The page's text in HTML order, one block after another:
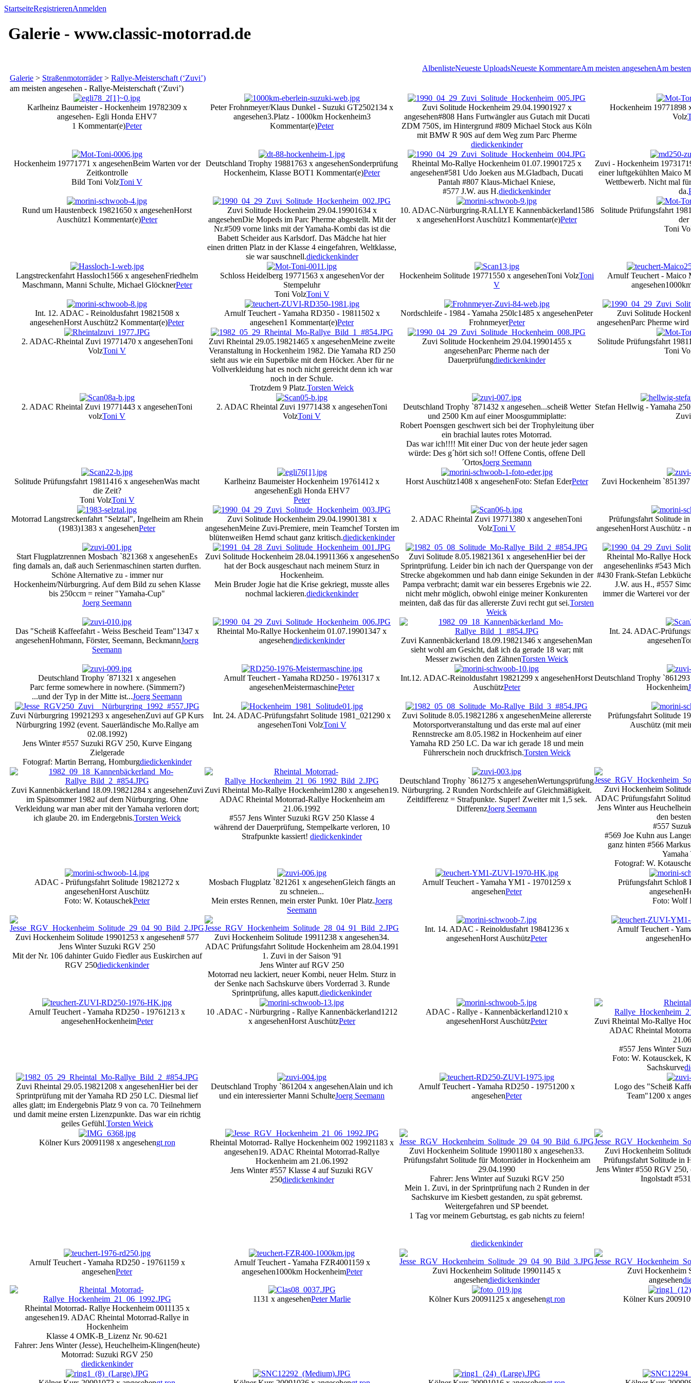
StartseiteRegistrierenAnmelden
Galerie - www.classic-motorrad.de
AlbenlisteNeueste UploadsNeueste KommentareAm meisten angesehenAm
Galerie > Straßenmotorräder> Rallye-Meisterschaft (‘Zuvi’)
am meisten angesehen - Rallye-Meisterschaft (‘Zuvi’)
Karlheinz Baumeister - Hockenheim 19782309 x
angesehen- Egli Honda EHV7
1 Kommentar(e)Peter
Peter Frohnmeyer/Klaus Dunkel - Suzuki GT2502134 x
angesehen3.Platz - 1000km Hockenheim3
Kommentar(e)Peter
Zuvi Solitude Hockenheim 29.04.19901927 x
angesehen#808 Hans Furtwängler aus Gutach mit Ducati
ZDM 750S, im Hintergrund #809 Michael Stock aus Köln
mit BMW R 90S auf dem Weg zum Parc Pherme
diedickenkinder
Hockenheim 19771898
Volz
Hockenheim 19771771 x angesehenBeim Warten vor der
Zeitkontrolle
Bild Toni VolzToni V
Deutschland Trophy 19881763 x angesehenSonderprüfung
Hockenheim, Klasse BOT1 Kommentar(e)Peter
Rheintal Mo-Rallye Hockenheim 01.07.19901725 x
angesehen#581 Udo Joeken aus M.Gladbach, Ducati
Pantah #807 Klaus-Michael Kniese,
#577 J.W. aus H.diedickenkinder
Zuvi - Hockenheim 1973
einer luftgekühlten Maico
Wettbewerb. Nicht mal
da.
Rund um Haustenbeck 19821650 x angesehenHorst
Auschütz1 Kommentar(e)Peter
Zuvi Solitude Hockenheim 29.04.19901634 x
angesehenDie Mopeds im Parc Pherme abgestellt. Mit der
Nr.#509 vorne links mit der Yamaha-Kombi das ist die
Babett Scheider aus Karlsdorf. Das Mädche hat hier
einen dritten Platz in der Klasse 4 eingefahren, Weltklasse,
sie war sauschnell.diedickenkinder
10. ADAC-Nürburgring-RALLYE Kannenbäckerland1586
x angesehenHorst Auschütz1 Kommentar(e)Peter
Solitude Prüfungsfahrt 1981
Toni
Langstreckenfahrt Hassloch1566 x angesehenFriedhelm
Maschmann, Manni Schulte, Michael GlöcknerPeter
Schloss Heidelberg 19771563 x angesehenVor der
Stempeluhr
Toni VolzToni V
Hockenheim Solitude 19771550 x angesehenToni VolzToni
V
Arnulf Teuchert - Maico
angesehen
Int. 12. ADAC - Reinoldusfahrt 19821508 x
angesehenHorst Auschütz2 Kommentar(e)Peter
Arnulf Teuchert - Yamaha RD350 - 19811502 x
angesehen1 Kommentar(e)Peter
Nordschleife - 1984 - Yamaha 250lc1485 x angesehenPeter
FrohnmeyerPeter
Zuvi Solitude
angesehenParc Pherme
2. ADAC-Rheintal Zuvi 19771470 x angesehenToni
VolzToni V
Zuvi Rheintal 29.05.19821465 x angesehenMeine zweite
Veranstaltung in Hockenheim 1982. Die Yamaha RD 250
sieht aus wie ein Superbike mit dem Höcker. Aber für ne
Vollverkleidung hat es noch nicht gereicht denn ich war
noch in der Schule.
Trotzdem 9 Platz.Torsten Weick
Zuvi Solitude Hockenheim 29.04.19901455 x
angesehenParc Pherme nach der
Dauerprüfungdiedickenkinder
Solitude Prüfungsfahrt 1981
Toni
2. ADAC Rheintal Zuvi 19771443 x angesehenToni
volzToni V
2. ADAC Rheintal Zuvi 19771438 x angesehenToni
VolzToni V
Deutschland Trophy `871432 x angesehen...scheiß Wetter
und 2500 Km auf einer Moosgummiplatte:
Robert Poensgen geschwert sich bei der Trophyleitung über
ein brachial lautes rotes Motorrad.
Das war ich!!!! Mit einer Duc von der heute jeder sagen
würde: Des g´hört sich so!! Offene Contis, offene Dell
´OrtosJoerg Seemann
Stefan Hellwig - Yamaha
Zuvi
Solitude Prüfungsfahrt 19811416 x angesehenWas macht
die Zeit?
Toni VolzToni V
Karlheinz Baumeister Hockenheim 19761412 x
angesehenEgli Honda EHV7
Peter
Horst Auschütz1408 x angesehenFoto: Stefan EderPeter Zuvi Hockenheim `85
Motorrad Langstreckenfahrt "Selztal", Ingelheim am Rhein
(1983)1383 x angesehenPeter
Zuvi Solitude Hockenheim 29.04.19901381 x
angesehenMeine Zuvi-Premiere, mein Teamchef Torsten im
blütenweißen Hemd schaut ganz kritisch.diedickenkinder
2. ADAC Rheintal Zuvi 19771380 x angesehenToni
VolzToni V
Prüfungsfahrt Solitude
angesehenHorst Auschütz -
Start Flugplatzrennen Mosbach `821368 x angesehenEs
fing damals an, daß auch Serienmaschinen starten durften.
Schöne Alternative zu - immer nur
Hockenheim/Nürburgring. Auf dem Bild zu sehen Klasse
bis 250ccm = reiner "Yamaha-Cup"
Joerg Seemann
Zuvi Solitude Hockenheim 28.04.19911366 x angesehenSo
hat der Bock ausgeschaut nach meinem Sturz in
Hockenheim.
Mein Bruder Jogie hat die Krise gekriegt, musste alles
nochmal lackieren.diedickenkinder
Zuvi Solitude 8.05.19821361 x angesehenHier bei der
Sprintprüfung. Leider bin ich nach der Querspange von der
Strecke abgekommen und hab dann einige Sekunden in der
Pampa verbracht; damit war ein besseres Ergebnis wie 22.
nicht mehr möglich, obwohl einige meiner Konkurenten
meinten, daß das für das allererste Zuvi recht gut sei.Torsten
Weick
Rheintal Mo-Rallye
angesehenlinks #543
#430 Frank-Stefan
J.W. aus H., #557
immer die Warterei vor
Das "Scheiß Kaffeefahrt - Weiss Bescheid Team"1347 x
angesehenHohmann, Förster, Seemann, BeckmannJoerg
Seemann
Rheintal Mo-Rallye Hockenheim 01.07.19901347 x
angesehendiedickenkinder Zuvi Kannenbäckerland 18.09.19821346 x angesehenMan
sieht wohl am Gesicht, daß ich da gerade 18 war; mit
Messer zwischen den ZähnenTorsten Weick
Int. 24. ADAC-
angesehen
Deutschland Trophy ´871321 x angesehen
Parc ferme somewhere in nowhere. (Simmern?)
...und der Typ in der Mitte ist...Joerg Seemann
Arnulf Teuchert - Yamaha RD250 - 19761317 x
angesehenMeistermaschinePeter
Int.12. ADAC-Reinoldusfahrt 19821299 x angesehenHorst
AuschützPeter
Deutschland Trophy `86
Hockenheim
Zuvi Nürburgring 19921293 x angesehenZuvi auf GP Kurs
Nürburgring 1992 (event. Sauerländische Mo.Rallye am
02.08.1992)
Jens Winter #557 Suzuki RGV 250, Kurve Eingang
Zielgerade
Fotograf: Martin Berrang, Homburgdiedickenkinder
Int. 24. ADAC-Prüfungsfahrt Solitude 1981_021290 x
angesehenToni VolzToni V
Zuvi Solitude 8.05.19821286 x angesehenMeine allererste
Motorsportveranstaltung und das erste mal auf einer
Rennstrecke am 8.05.1982 in Hockenheim auf einer
Yamaha RD 250 LC. Da war ich gerade 18 und mein
Führerschein noch druckfrisch.Torsten Weick
Prüfungsfahrt Solitude
Auschütz (mit
Zuvi Kannenbäckerland 18.09.19821284 x angesehenZuvi
im Spätsommer 1982 auf dem Nürburgring. Ohne
Verkleidung war man aber mit der Yamaha verloren dort;
ich glaube 20. im Endergebnis.Torsten Weick
Zuvi Rheintal Mo-Rallye Hockenheim1280 x angesehen19.
ADAC Rheintal Motorrad-Rallye Hockenheim am
21.06.1992
#557 Jens Winter Suzuki RGV 250 Klasse 4
während der Dauerprüfung, Stempelkarte verloren, 10
Strafpunkte kassiert! diedickenkinder
Deutschland Trophy `861275 x angesehenWertungsprüfung
Nürburgring. 2 Runden Nordschleife auf Gleichmäßigkeit.
Zeitdifferenz = Strafpunkte. Super! Zweiter mit 1,5 sek.
DifferenzJoerg Seemann
Zuvi Hockenheim
ADAC Prüfungsfahrt
Jens Winter aus
den
#557
#569 Joe Kuhn aus
ganz hinten #566
Fotograf: W.
ADAC - Prüfungsfahrt Solitude 19821272 x
angesehenHorst Auschütz
Foto: W. KotauschekPeter
Mosbach Flugplatz `821261 x angesehenGleich fängts an
zu schneien...
Mein erstes Rennen, mein erster Punkt. 10er Platz.Joerg
Seemann
Arnulf Teuchert - Yamaha YM1 - 19701259 x
angesehenPeter
Prüfungsfahrt Schloß
angesehen
Foto: Wolf
Zuvi Hockenheim Solitude 19901253 x angesehen# 577
Jens Winter Suzuki RGV 250
Mit der Nr. 106 dahinter Guido Fiedler aus Euskirchen auf
RGV 250diedickenkinder
Zuvi Hockenheim Solitude 19911238 x angesehen34.
ADAC Prüfungsfahrt Solitude Hockenheim am 28.04.1991
1. Zuvi in der Saison '91
Jens Winter auf RGV 250
Motorrad neu lackiert, neuer Kombi, neuer Helm. Sturz in
der Senke nach Sachskurve übers Vorderrad 3. Runde
Sprintprüfung, alles kaputt.diedickenkinder
Int. 14. ADAC - Reinoldusfahrt 19841236 x
angesehenHorst AuschützPeter
Arnulf Teuchert -
angesehen
Arnulf Teuchert - Yamaha RD250 - 19761213 x
angesehenHockenheimPeter
10 .ADAC - Nürburgring - Rallye Kannenbäckerland1212
x angesehenHorst AuschützPeter
ADAC - Rallye - Kannenbäckerland1210 x
angesehenHorst AuschützPeter
Zuvi Rheintal Mo-Rallye
ADAC Rheintal
#557 Jens Winter
Foto: W. Kotausckek,
Sachskurve
Zuvi Rheintal 29.05.19821208 x angesehenHier bei der
Sprintprüfung mit der Yamaha RD 250 LC. Diesmal lief
alles glatt; im Endergebnis Platz 9 von ca. 70 Teilnehmern
und damit meine ersten Lizenzpunkte. Das war ein richtig
geiles Gefühl.Torsten Weick
Deutschland Trophy `861204 x angesehenAlain und ich
und ein interessierter Manni SchulteJoerg Seemann
Arnulf Teuchert - Yamaha RD250 - 19751200 x
angesehenPeter
Logo des "Scheiß
Team"1200 x
Kölner Kurs 20091198 x angesehengt ron Rheintal Motorrad- Rallye Hockenheim 002 19921183 x
angesehen19. ADAC Rheintal Motorrad-Rallye
Hockenheim am 21.06.1992
Jens Winter #557 Klasse 4 auf Suzuki RGV
250diedickenkinder
Zuvi Hockenheim Solitude 19901180 x angesehen33.
Prüfungsfahrt Solitude für Motorräder in Hockenheim am
29.04.1990
Fahrer: Jens Winter auf Suzuki RGV 250
Mein 1. Zuvi, in der Sprintprüfung nach 2 Runden in der
Sachskurve im Kiesbett gestanden, zu spät gebremst.
Weitergefahren und SP beendet.
1 Tag vor meinem Geburtstag, es gab nichts zu feiern!
diedickenkinder
Zuvi Hockenheim
Prüfungsfahrt Solitude in
Jens Winter #550 RGV 250,
Ingolstadt #531
Arnulf Teuchert - Yamaha RD250 - 19761159 x
angesehenPeter
Arnulf Teuchert - Yamaha FZR4001159 x
angesehen1000km HockenheimPeter Zuvi Hockenheim Solitude 19901145 x
angesehendiedickenkinder
Zuvi Hockenheim
angesehen
Rheintal Motorrad- Rallye Hockenheim 0011135 x
angesehen19. ADAC Rheintal Motorrad-Rallye in
Hockenheim
Klasse 4 OMK-B_Lizenz Nr. 90-621
Fahrer: Jens Winter (Jesse), Heuchelheim-Klingen(heute)
Motorrad: Suzuki RGV 250
diedickenkinder
1131 x angesehenPeter Marlie Kölner Kurs 20091125 x angesehengt ron Kölner Kurs 2009